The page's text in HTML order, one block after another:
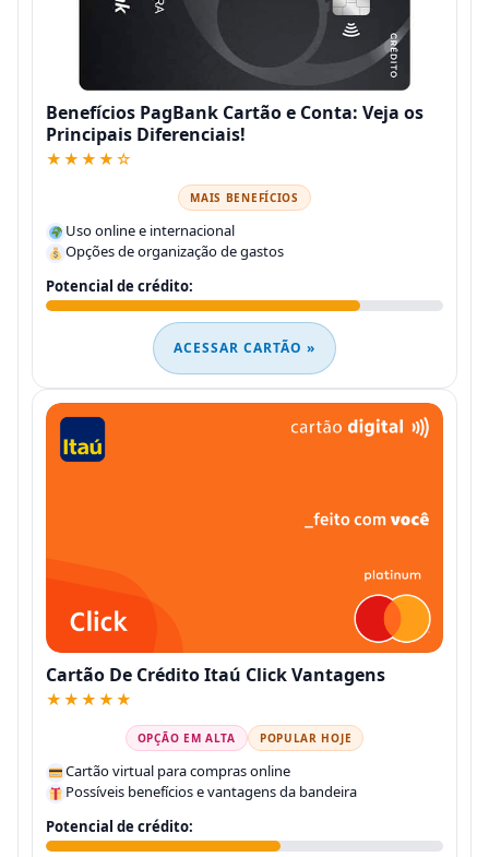
Benefícios PagBank Cartão e Conta: Veja os
Principais Diferenciais!
★★★★☆
MAIS BENEFÍCIOS
Uso online e internacional
Opções de organização de gastos
Potencial de crédito:
ACESSAR CARTÃO »
Cartão De Crédito Itaú Click Vantagens
★★★★★
OPÇÃO EM ALTA POPULAR HOJE
Cartão virtual para compras online
Possíveis benefícios e vantagens da bandeira
Potencial de crédito: